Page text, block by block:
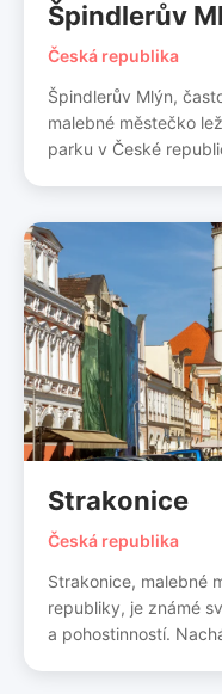
Špindlerův
Česká republika
Špindlerův Mlýn,
malebné městečko
parku v České
Strakonice
Česká republika
Strakonice, malebné
republiky, je známé
a pohostinností.